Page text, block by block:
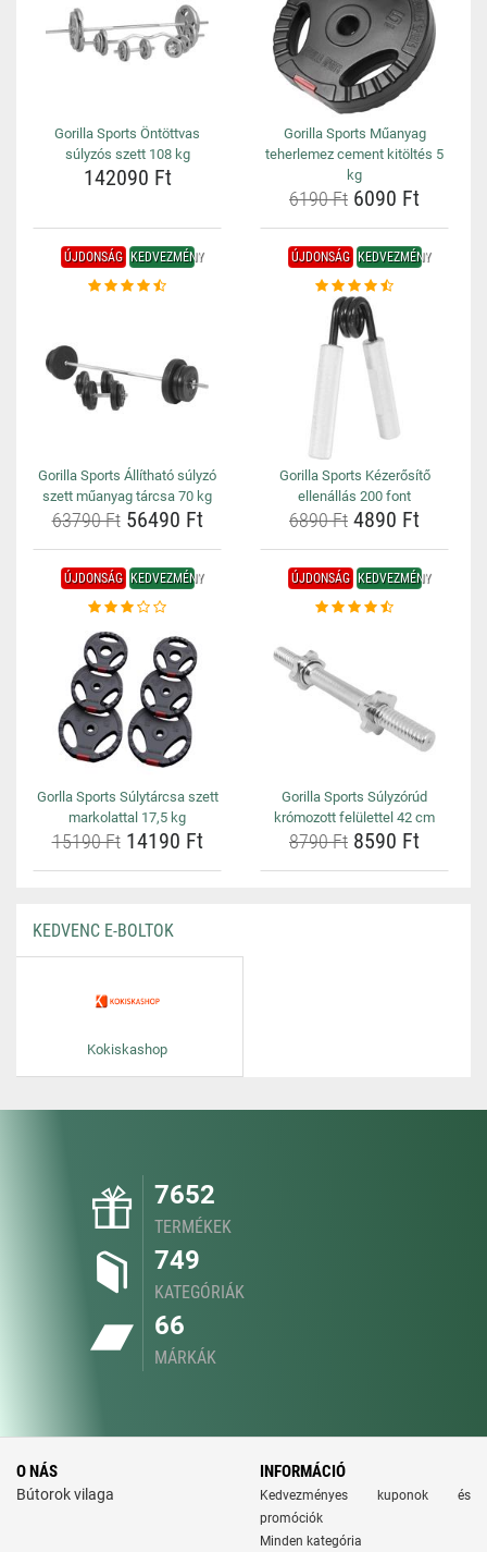
Gorilla Sports Öntöttvas
súlyzós szett 108 kg
142090 Ft
Gorilla Sports Műanyag
teherlemez cement kitöltés 5
kg
6190 Ft 6090 Ft
ÚJDONSÁG KEDVEZMÉNY
Gorilla Sports Állítható súlyzó
szett műanyag tárcsa 70 kg
63790 Ft56490 Ft
ÚJDONSÁG KEDVEZMÉNY
Gorilla Sports Kézerősítő
ellenállás 200 font
6890 Ft 4890 Ft
ÚJDONSÁG KEDVEZMÉNY
Gorlla Sports Súlytárcsa szett
markolattal 17,5 kg
15190 Ft14190 Ft
ÚJDONSÁG KEDVEZMÉNY
Gorilla Sports Súlyzórúd
krómozott felülettel 42 cm
8790 Ft 8590 Ft
KEDVENC E-BOLTOK
Kokiskashop
7652
TERMÉKEK
749
KATEGÓRIÁK
66
MÁRKÁK
O NÁS
Bútorok vilaga
INFORMÁCIÓ
Kedvezményes kuponok és
promóciók
Minden kategória